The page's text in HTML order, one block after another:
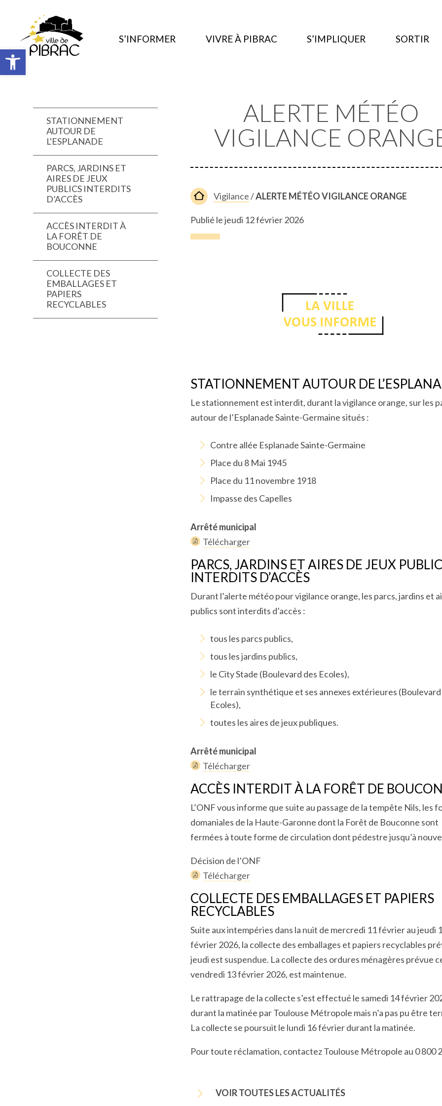
Ouvrir la barre d’outils
S’INFORMER VIVRE À PIBRAC S’IMPLIQUER SORTIR
STATIONNEMENT
AUTOUR DE
L'ESPLANADE
PARCS, JARDINS ET
AIRES DE JEUX
PUBLICS INTERDITS
D’ACCÈS
ACCÈS INTERDIT À
LA FORÊT DE
BOUCONNE
COLLECTE DES
EMBALLAGES ET
PAPIERS
RECYCLABLES
ALERTE MÉTÉO
VIGILANCE
Vigilance/ALERTE MÉTÉO VIGILANCE ORANGE
Publié le jeudi 12 février 2026
STATIONNEMENT AUTOUR DE
Le stationnement est interdit, durant la vigilance orange, sur les
autour de l’Esplanade Sainte-Germaine situés :
Contre allée Esplanade Sainte-Germaine
Place du 8 Mai 1945
Place du 11 novembre 1918
Impasse des Capelles
Arrêté municipal
Télécharger
PARCS, JARDINS ET AIRES DE JEUX
INTERDITS D’ACCÈS
Durant l’alerte météo pour vigilance orange, les parcs, jardins et
publics sont interdits d’accès :
tous les parcs publics,
tous les jardins publics,
le City Stade (Boulevard des Ecoles),
le terrain synthétique et ses annexes extérieures (Boulevard
Ecoles),
toutes les aires de jeux publiques.
Arrêté municipal
Télécharger
ACCÈS INTERDIT À LA FORÊT DE
L’ONF vous informe que suite au passage de la tempête Nils, les
domaniales de la Haute-Garonne dont la Forêt de Bouconne sont
fermées à toute forme de circulation dont pédestre jusqu’à
Décision de l’ONF
Télécharger
COLLECTE DES EMBALLAGES ET PAPIERS
RECYCLABLES
Suite aux intempéries dans la nuit de mercredi 11 février au jeudi
février 2026, la collecte des emballages et papiers recyclables
jeudi est suspendue. La collecte des ordures ménagères prévue
vendredi 13 février 2026, est maintenue.
Le rattrapage de la collecte s’est effectué le samedi 14 février
durant la matinée par Toulouse Métropole mais n’a pas pu être
La collecte se poursuit le lundi 16 février durant la matinée.
Pour toute réclamation, contactez Toulouse Métropole au 0 800
5 VOIR TOUTES LES ACTUALITÉS